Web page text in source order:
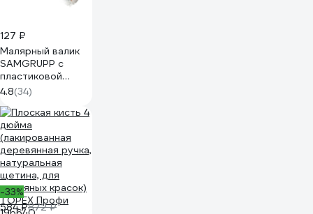
127 ₽
Малярный валик
SAMGRUPP с
пластиковой
ручкой, 100 мм,
ворс 12 мм SAMC-
009016100
4.8(34)
-33%
584 ₽872 ₽